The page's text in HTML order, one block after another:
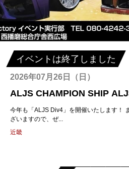
イベントは終了しました
2026年07月26日（日）
ALJS CHAMPION SHIP
今年も「ALJS Div4」を開催いたします！ まだまだエントリー枠に空きがご
ざいますので、ぜ...
近畿